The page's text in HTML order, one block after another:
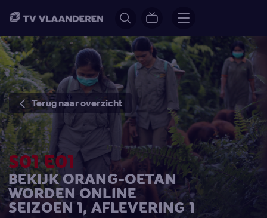
Terug naar overzicht
S01 E01
BEKIJK ORANG-OETAN
WORDEN ONLINE
SEIZOEN 1, AFLEVERING 1